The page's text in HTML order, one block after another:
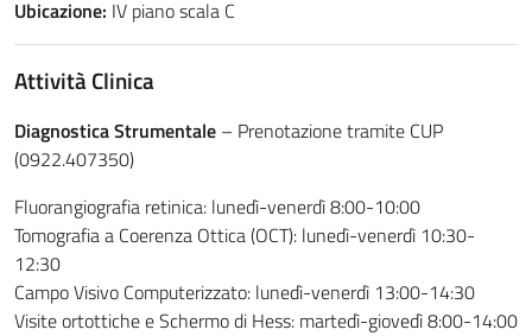
Ubicazione: IV piano scala C
Attività Clinica
Diagnostica Strumentale – Prenotazione tramite CUP
(0922.407350)
Fluorangiografia retinica: lunedì-venerdì 8:00-10:00
Tomografia a Coerenza Ottica (OCT): lunedì-venerdì 10:30-
12:30
Campo Visivo Computerizzato: lunedì-venerdì 13:00-14:30
Visite ortottiche e Schermo di Hess: martedì-giovedì 8:00-14:00